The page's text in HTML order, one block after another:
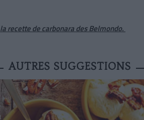
la recette de carbonara des Belmondo.
AUTRES SUGGESTIONS